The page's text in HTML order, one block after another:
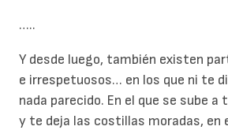
…..
Y desde luego, también existen
e irrespetuosos… en los que ni te
nada parecido. En el que se sube
y te deja las costillas moradas, en